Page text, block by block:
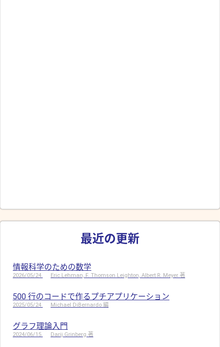
最近の更新
情報科学のための数学
2026/05/24 Eric Lehman, F. Thomson Leighton, Albert R. Meyer 著
500 行のコードで作るプチアプリケーション
2025/05/24 Michael DiBernardo 編
グラフ理論入門
2024/06/15 Darij Grinberg 著